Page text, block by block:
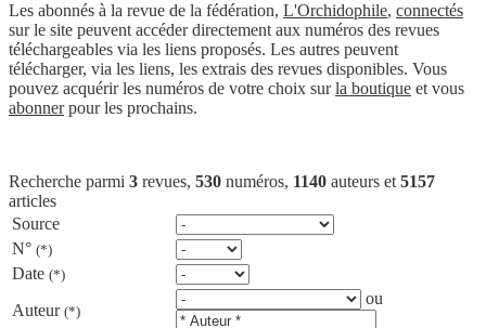
Les abonnés à la revue de la fédération, L'Orchidophile, connectés
sur le site peuvent accéder directement aux numéros des revues
téléchargeables via les liens proposés. Les autres peuvent
télécharger, via les liens, les extrais des revues disponibles. Vous
pouvez acquérir les numéros de votre choix surla boutique et vous
abonnerpour les prochains.
Recherche parmi 3 revues, 530 numéros, 1140 auteurs et 5157
articles
Source
N° (*)
Date (*)
Auteur (*)
ou